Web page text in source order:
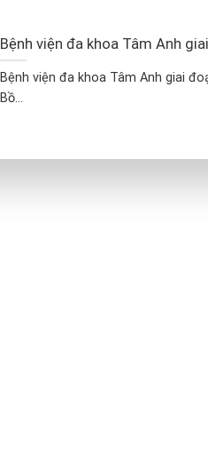
Bệnh viện đa khoa Tâm Anh
Bệnh viện đa khoa Tâm Anh giai
Bồ...